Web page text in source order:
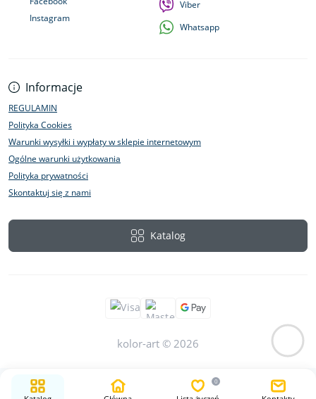
0
Informacje
REGULAMIN
Polityka Cookies
Warunki wysyłki i wypłaty w sklepie internetowym
Ogólne warunki użytkowania
Polityka prywatności
Skontaktuj się z nami
Katalog
Instagram
Viber
Whatsapp
kolor-art © 2026